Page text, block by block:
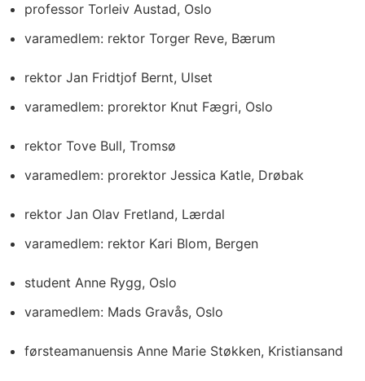
professor Torleiv Austad, Oslo
varamedlem: rektor Torger Reve, Bærum
rektor Jan Fridtjof Bernt, Ulset
varamedlem: prorektor Knut Fægri, Oslo
rektor Tove Bull, Tromsø
varamedlem: prorektor Jessica Katle, Drøbak
rektor Jan Olav Fretland, Lærdal
varamedlem: rektor Kari Blom, Bergen
student Anne Rygg, Oslo
varamedlem: Mads Gravås, Oslo
førsteamanuensis Anne Marie Støkken, Kristiansand